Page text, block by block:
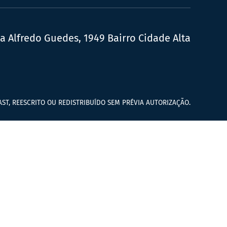
Alfredo Guedes, 1949 Bairro Cidade Alta
REESCRITO OU REDISTRIBUÍDO SEM PRÉVIA AUTORIZAÇÃO.